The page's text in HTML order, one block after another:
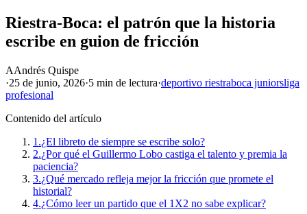
Riestra-Boca: el patrón que la historia
escribe en guion de fricción
AAndrés Quispe
·25 de junio, 2026·5 min de lectura·deportivo riestraboca juniorsliga
profesional
Contenido del artículo
1.¿El libreto de siempre se escribe solo?
2.¿Por qué el Guillermo Lobo castiga el talento y premia la
paciencia?
3.¿Qué mercado refleja mejor la fricción que promete el
historial?
4.¿Cómo leer un partido que el 1X2 no sabe explicar?